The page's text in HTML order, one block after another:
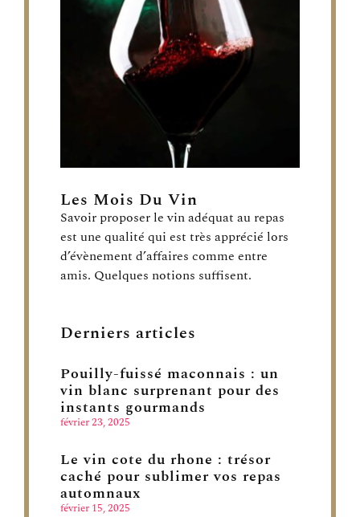
Les Mois Du Vin
Savoir proposer le vin adéquat au repas
est une qualité qui est très apprécié lors
d’évènement d’affaires comme entre
amis. Quelques notions suffisent.
Derniers articles
Pouilly-fuissé maconnais : un
vin blanc surprenant pour des
instants gourmands
février 23, 2025
Le vin cote du rhone : trésor
caché pour sublimer vos repas
automnaux
février 15, 2025